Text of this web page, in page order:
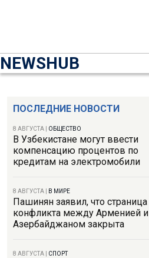
NEWSHUB
ПОСЛЕДНИЕ НОВОСТИ
8 АВГУСТА ОБЩЕСТВО
В Узбекистане могут ввести
компенсацию процентов по
кредитам на электромобили
8 АВГУСТА В МИРЕ
Пашинян заявил, что страница
конфликта между Арменией и
Азербайджаном закрыта
8 АВГУСТА СПОРТ